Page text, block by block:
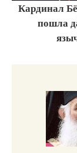
Кардинал
пошла